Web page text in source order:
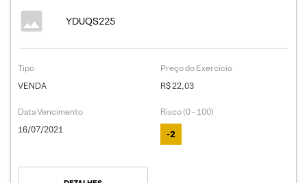
YDUQS225
Tipo
VENDA
Preço do Exercício
R$ 22,03
Data Vencimento
16/07/2021
Risco (0 - 100)
-2